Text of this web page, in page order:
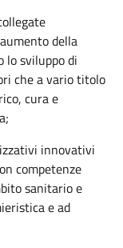
della
lo sviluppo di
che a vario titolo
cura e
innovativi
competenze
sanitario e
e ad